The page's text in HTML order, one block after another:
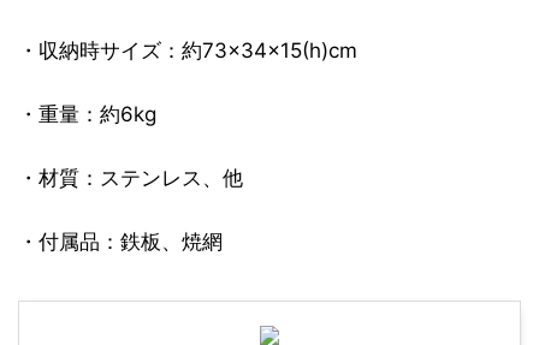
・収納時サイズ：約73×34×15(h)cm
・重量：約6kg
・材質：ステンレス、他
・付属品：鉄板、焼網